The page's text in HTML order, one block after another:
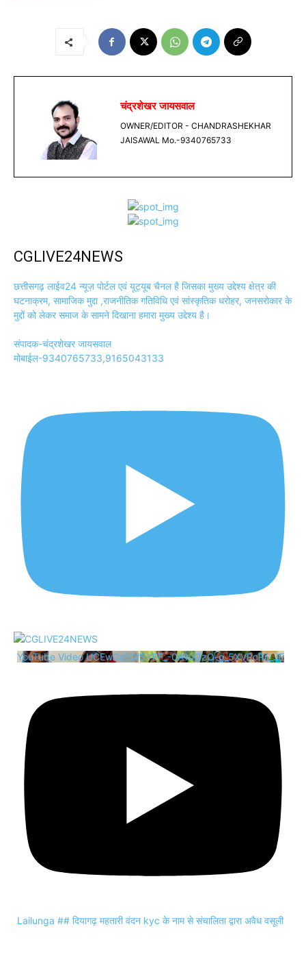
चंद्रशेखर जायसवाल
OWNER/EDITOR - CHANDRASHEKHAR
JAISAWAL Mo.-9340765733
CGLIVE24NEWS
छत्तीसगढ़ लाईव24 न्यूज़ पोर्टल एवं यूट्यूब चैनल है जिसका मुख्य उद्देश्य क्षेत्र की
घटनाक्रम, सामाजिक मुद्दा ,राजनीतिक गतिविधि एवं सांस्कृतिक धरोहर, जनसरोकार के
मुद्दों को लेकर समाज के सामने दिखाना हमारा मुख्य उद्देश्य है।
संपादक-चंद्रशेखर जायसवाल
मोबाईल-9340765733,9165043133
YouTube Video UCEwCsS3f5YEF_-0A1uOzO-g_5XVRcRii_JE
Lailunga ## दियागढ़ महतारी वंदन kyc के नाम से संचालिता द्वारा अवैध वसूली